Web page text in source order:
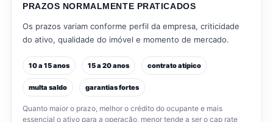
PRAZOS NORMALMENTE PRATICADOS
Os prazos variam conforme perfil da empresa, criticidade
do ativo, qualidade do imóvel e momento de mercado.
10 a 15 anos 15 a 20 anos contrato atípico
multa saldo garantias fortes
Quanto maior o prazo, melhor o crédito do ocupante e mais
essencial o ativo para a operação, menor tende a ser o cap rate